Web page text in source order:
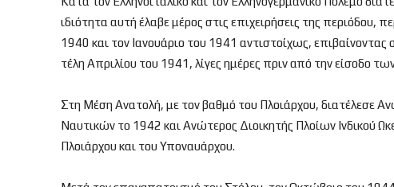
ιδιότητα αυτή έλαβε μέρος στις επιχειρήσεις της περιόδου,
1940 και τον Ιανουάριο του 1941 αντιστοίχως,
τέλη Απριλίου του 1941, λίγες ημέρες πριν από την είσοδο
Στη Μέση Ανατολή, με τον βαθμό του Πλοιάρχου, διατέλεσε
Ναυτικών το 1942 και Ανώτερος Διοικητής Πλοίων Ινδικού
Πλοιάρχου και του Υποναυάρχου.